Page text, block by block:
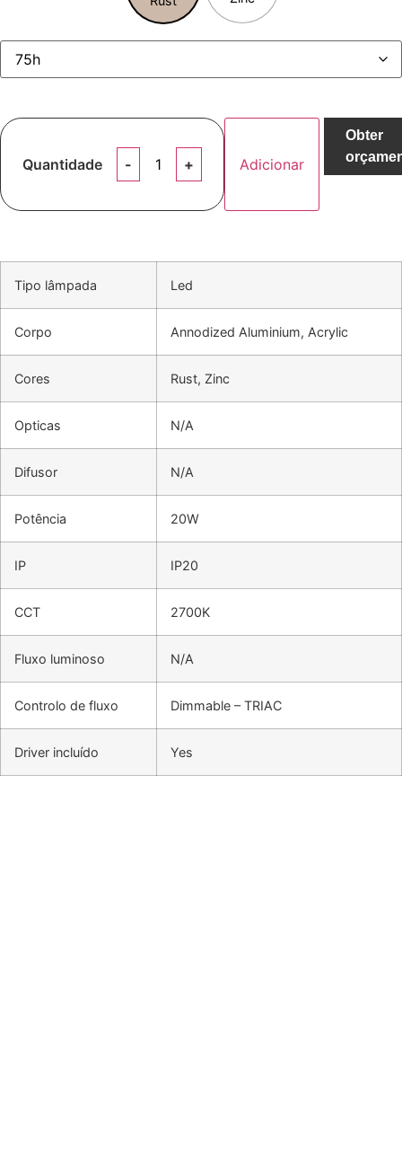
Quantidade Adicionar
Obter
Tipo lâmpada Led
Corpo Annodized Aluminium, Acrylic
Cores Rust, Zinc
Opticas N/A
Difusor N/A
Potência 20W
IP IP20
CCT 2700K
Fluxo luminoso N/A
Controlo de fluxo Dimmable – TRIAC
Driver incluído Yes